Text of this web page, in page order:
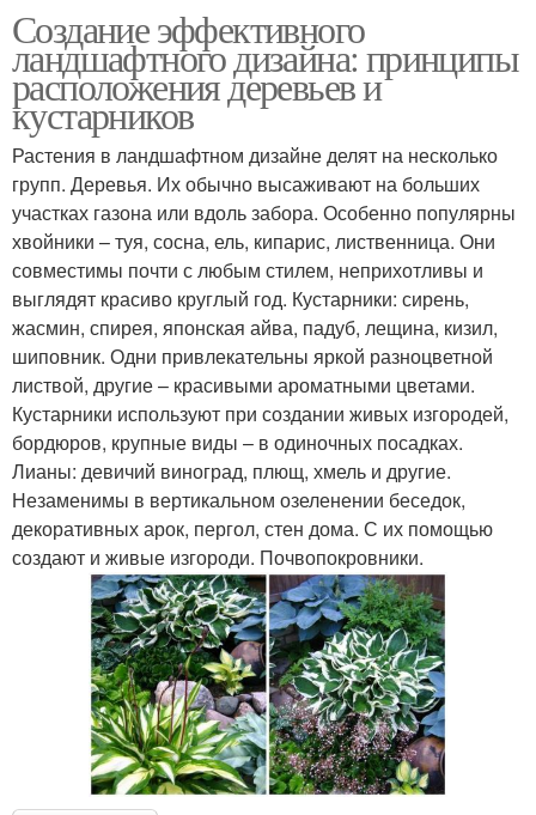
Создание эффективного
ландшафтного дизайна: принципы
расположения деревьев и
кустарников
Растения в ландшафтном дизайне делят на несколько
групп. Деревья. Их обычно высаживают на больших
участках газона или вдоль забора. Особенно популярны
хвойники – туя, сосна, ель, кипарис, лиственница. Они
совместимы почти с любым стилем, неприхотливы и
выглядят красиво круглый год. Кустарники: сирень,
жасмин, спирея, японская айва, падуб, лещина, кизил,
шиповник. Одни привлекательны яркой разноцветной
листвой, другие – красивыми ароматными цветами.
Кустарники используют при создании живых изгородей,
бордюров, крупные виды – в одиночных посадках.
Лианы: девичий виноград, плющ, хмель и другие.
Незаменимы в вертикальном озеленении беседок,
декоративных арок, пергол, стен дома. С их помощью
создают и живые изгороди. Почвопокровники.